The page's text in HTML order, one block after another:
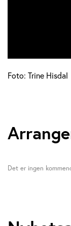
Foto: Trine Hisdal
Det er ingen